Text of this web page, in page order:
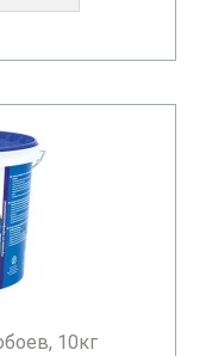
10кг